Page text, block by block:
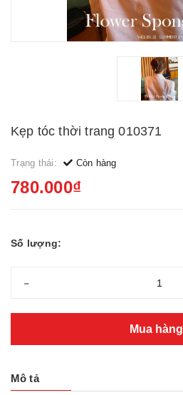
Kẹp tóc thời trang 010371
Trạng thái: Còn hàng
780.000₫
Số lượng:
-
Mua hàng
Mô tả